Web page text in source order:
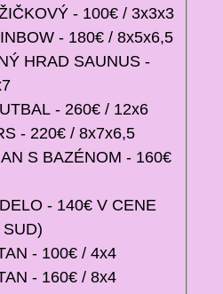
- 100€ / 3x3x3
- 180€ / 8x5x6,5
HRAD SAUNUS -
- 260€ / 12x6
- 220€ / 8x7x6,5
S BAZÉNOM - 160€
- 140€ V CENE
- 100€ / 4x4
- 160€ / 8x4